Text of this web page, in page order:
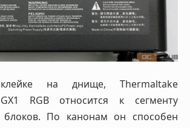
на днище, Thermaltake
RGB относится к сегменту
блоков. По канонам он способен